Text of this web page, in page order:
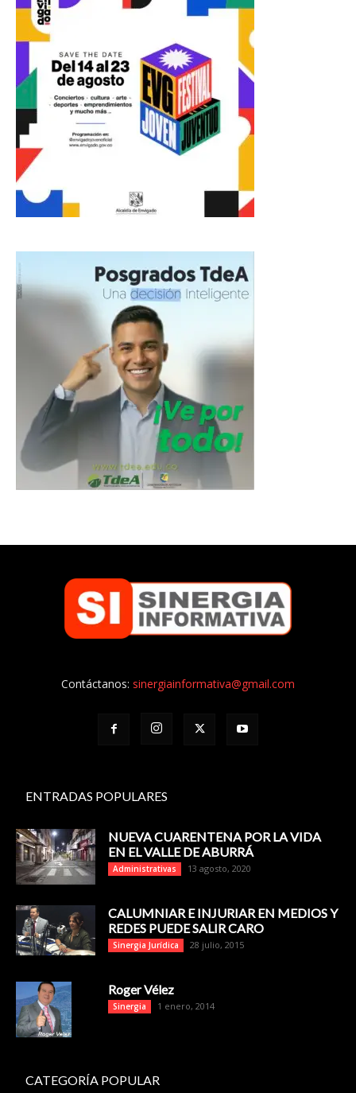
Contáctanos: sinergiainformativa@gmail.com
ENTRADAS POPULARES
NUEVA CUARENTENA POR LA VIDA
EN EL VALLE DE ABURRÁ
Administrativas 13 agosto, 2020
CALUMNIAR E INJURIAR EN MEDIOS Y
REDES PUEDE SALIR CARO
Sinergia Jurídica 28 julio, 2015
Roger Vélez
Sinergia 1 enero, 2014
CATEGORÍA POPULAR